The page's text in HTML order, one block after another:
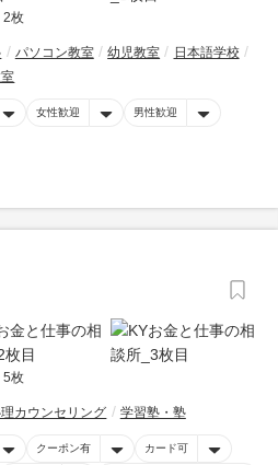
2枚
パソコン教室 幼児教室
日本語学校
女性歓迎 男性歓迎
5枚
カウンセリング 学習塾・塾
クーポン有 カード可